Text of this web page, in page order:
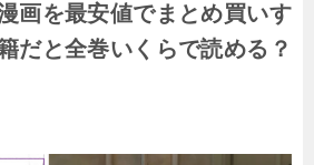
画を最安値でまとめ買いす
だと全巻いくらで読める？